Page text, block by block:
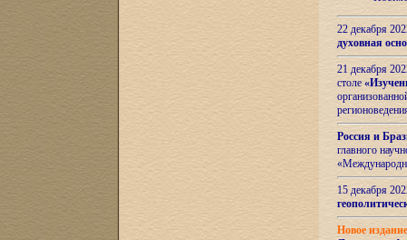
22 декабря
духовная
21 декабря
столе
Россия и
главного
15 декабря
Новое